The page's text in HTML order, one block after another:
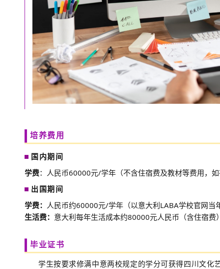
培养费用
国内期间
学费：人民币60000元/学年（不含住宿费及教材等费用，
出国期间
学费： 人民币约60000元/学年（以意大利LABA学校官网当
生活费： 意大利每年生活成本约80000元人民币（含住宿费
毕业证书
学生按要求修满中意两校规定的学分可获得四川文化